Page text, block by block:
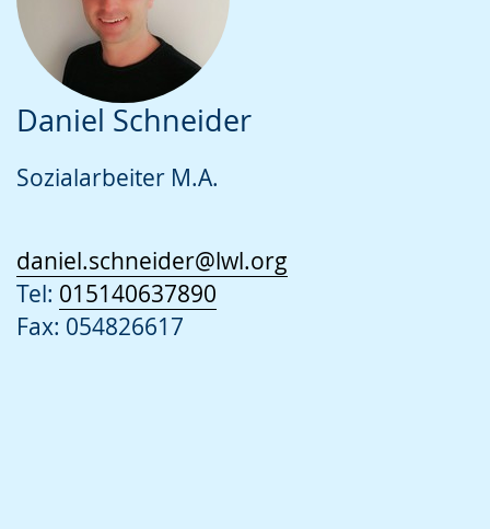
Daniel Schneider
Sozialarbeiter M.A.
daniel.schneider@lwl.org
Tel: 015140637890
Fax: 054826617